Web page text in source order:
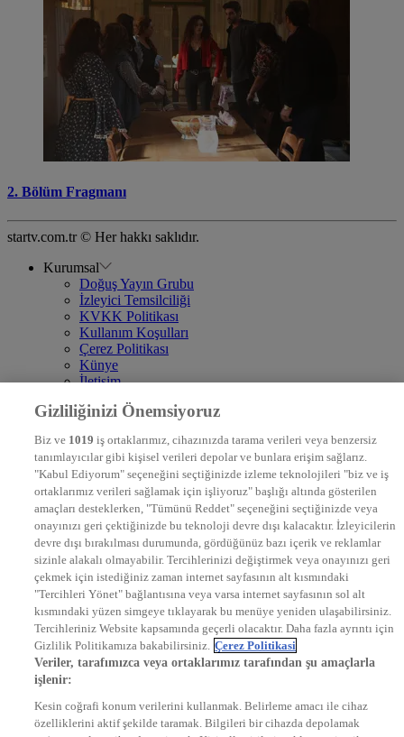
2. Bölüm Fragmanı
startv.com.tr © Her hakkı saklıdır.
Kurumsal
Doğuş Yayın Grubu
İzleyici Temsilciliği
KVKK Politikası
Kullanım Koşulları
Çerez Politikası
Künye
İletişim
DYG Televizyonlar
STAR
EURO STAR
KRAL POP TV
DYG Radyolar
NTV RADYO
KRAL FM
KRAL POP
EKSEN
VOYAGE
DYG Dijital
ntv.com.tr
ntvspor.net
secim.ntv.com.tr
startv.com.tr
kralmuzik.com.tr
Gizliliğinizi Önemsiyoruz
Biz ve 1019 iş ortaklarımız, cihazınızda tarama verileri veya benzersiz
tanımlayıcılar gibi kişisel verileri depolar ve bunlara erişim sağlarız.
"Kabul Ediyorum" seçeneğini seçtiğinizde izleme teknolojileri "biz ve iş
ortaklarımız verileri sağlamak için işliyoruz" başlığı altında gösterilen
amaçları desteklerken, "Tümünü Reddet" seçeneğini seçtiğinizde veya
onayınızı geri çektiğinizde bu teknoloji devre dışı kalacaktır. İzleyicilerin
devre dışı bırakılması durumunda, gördüğünüz bazı içerik ve reklamlar
sizinle alakalı olmayabilir. Tercihlerinizi değiştirmek veya onayınızı geri
çekmek için istediğiniz zaman internet sayfasının alt kısmındaki
"Tercihleri Yönet" bağlantısına veya varsa internet sayfasının sol alt
kısmındaki yüzen simgeye tıklayarak bu menüye yeniden ulaşabilirsiniz.
Tercihleriniz Website kapsamında geçerli olacaktır. Daha fazla ayrıntı için
Gizlilik Politikamıza bakabilirsiniz. Çerez Politikasi
Veriler, tarafımızca veya ortaklarımız tarafından şu amaçlarla
işlenir:
Kesin coğrafi konum verilerini kullanmak. Belirleme amacı ile cihaz
özelliklerini aktif şekilde taramak. Bilgileri bir cihazda depolamak